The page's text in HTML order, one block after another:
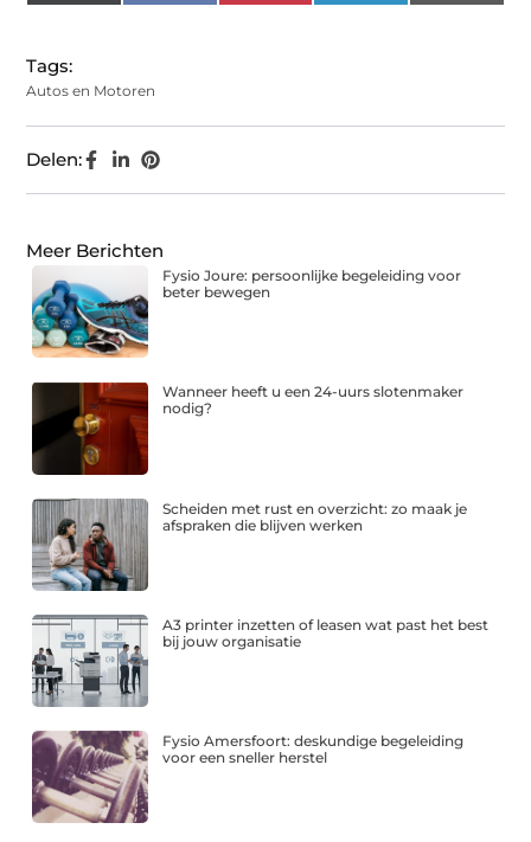
(Twitter)
Tags:
Autos en Motoren
Delen:
Meer Berichten
Fysio Joure: persoonlijke begeleiding voor
beter bewegen
Wanneer heeft u een 24-uurs slotenmaker
nodig?
Scheiden met rust en overzicht: zo maak je
afspraken die blijven werken
A3 printer inzetten of leasen wat past het best
bij jouw organisatie
Fysio Amersfoort: deskundige begeleiding
voor een sneller herstel